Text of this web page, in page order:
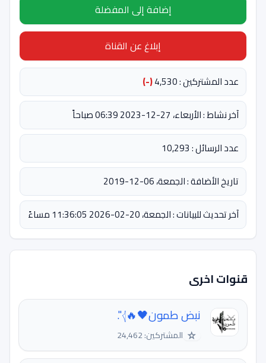
إضافة إلى المفضلة
إبلاغ عن القناة
عدد المشتركين : 4,530
(-)
آخر نشاط : الأربعاء، 27-12-2023 06:39 صباحاً
عدد الرسائل : 10,293
تاريخ الأضافة : الجمعة، 06-12-2019
آخر تحديث للبيانات : الجمعة، 20-02-2026 11:36:05 مساءً
قنوات اخرى
نبض طمون🖤🔥𓂆".
☆ المشتركين: 24,462